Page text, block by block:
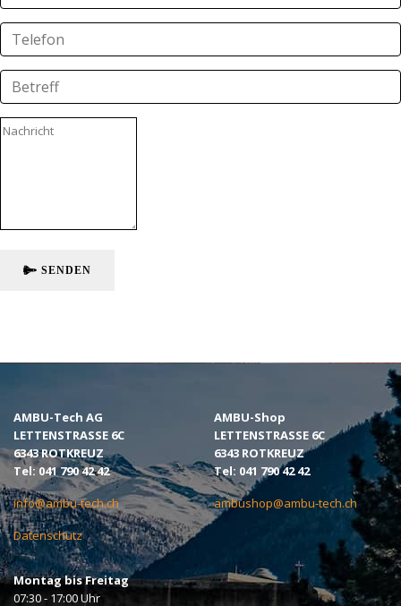
SENDEN
AMBU-Tech AG
LETTENSTRASSE 6C
6343 ROTKREUZ
Tel: 041 790 42 42
info@ambu-tech.ch
Datenschutz
AMBU-Shop
LETTENSTRASSE 6C
6343 ROTKREUZ
Tel: 041 790 42 42
ambushop@ambu-tech.ch
Montag bis Freitag
07:30 - 17:00 Uhr